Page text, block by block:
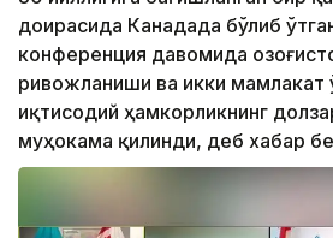
доирасида Канадада бўлиб
конференция давомида
ривожланиши ва икки мамлакат
иқтисодий ҳамкорликнинг
муҳокама қилинди, деб хабар